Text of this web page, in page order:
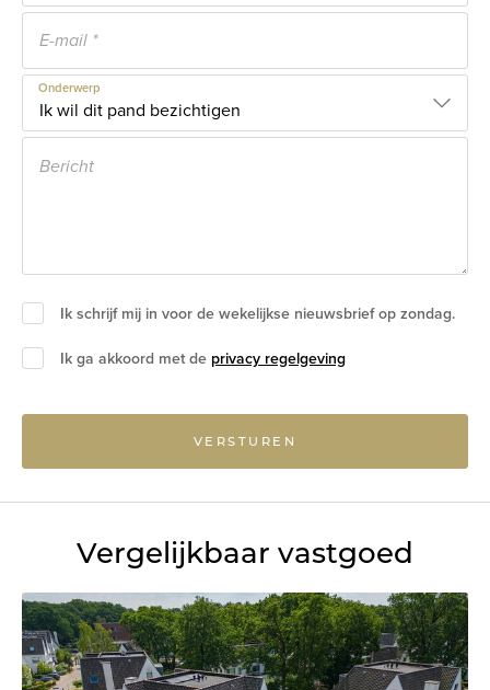
Onderwerp
Ik schrijf mij in voor de wekelijkse nieuwsbrief op zondag.
Ik ga akkoord met de privacy regelgeving
VERSTUREN
Vergelijkbaar vastgoed